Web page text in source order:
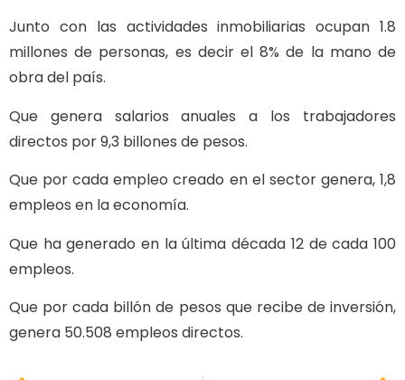
Junto con las actividades inmobiliarias ocupan 1.8
millones de personas, es decir el 8% de la mano de
obra del país.
Que genera salarios anuales a los trabajadores
directos por 9,3 billones de pesos.
Que por cada empleo creado en el sector genera, 1,8
empleos en la economía.
Que ha generado en la última década 12 de cada 100
empleos.
Que por cada billón de pesos que recibe de inversión,
genera 50.508 empleos directos.